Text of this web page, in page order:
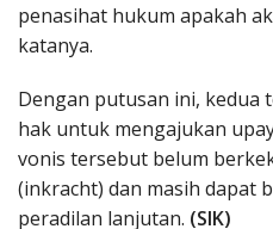
penasihat hukum apakah
katanya.
Dengan putusan ini, kedua
hak untuk mengajukan
vonis tersebut belum
(inkracht) dan masih dapat
peradilan lanjutan. (SIK)